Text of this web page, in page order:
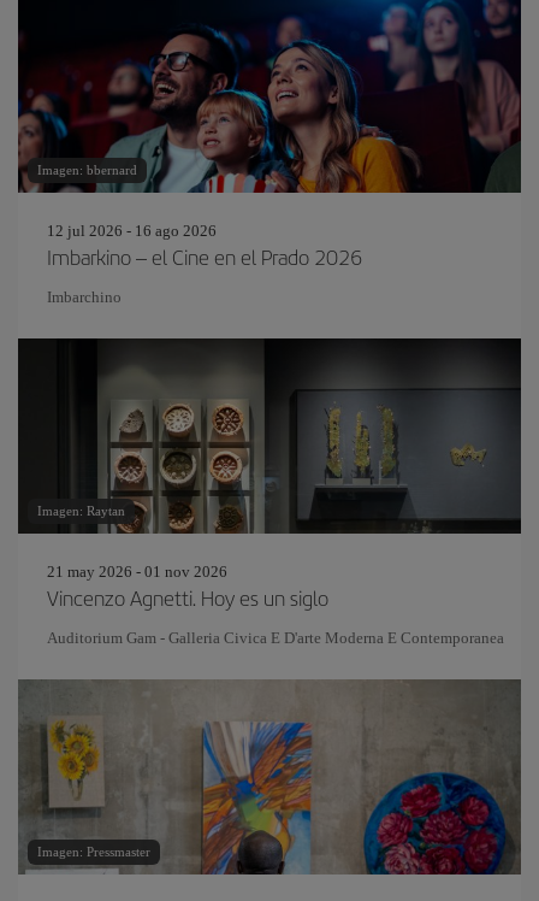
Imagen: bbernard
12 jul 2026 - 16 ago 2026
Imbarkino – el Cine en el Prado 2026
Imbarchino
Imagen: Raytan
21 may 2026 - 01 nov 2026
Vincenzo Agnetti. Hoy es un siglo
Auditorium Gam - Galleria Civica E D'arte Moderna E Contemporanea
Imagen: Pressmaster